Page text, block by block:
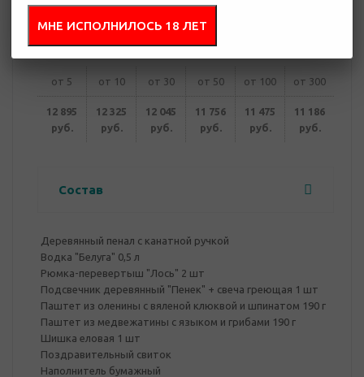
запрос
от 5 от 10 от 30 от 50 от 100 от 300
12 895
руб.
12 325
руб.
12 045
руб.
11 756
руб.
11 475
руб.
11 186
руб.
Состав
Деревянный пенал с канатной ручкой
Водка "Белуга" 0,5 л
Рюмка-перевертыш "Лось" 2 шт
Подсвечник деревянный "Пенек" + свеча греющая 1 шт
Паштет из оленины с вяленой клюквой и шпинатом 190 г
Паштет из медвежатины с языком и грибами 190 г
Шишка еловая 1 шт
Поздравительный свиток
Наполнитель бумажный
МНЕ ИСПОЛНИЛОСЬ 18 ЛЕТ